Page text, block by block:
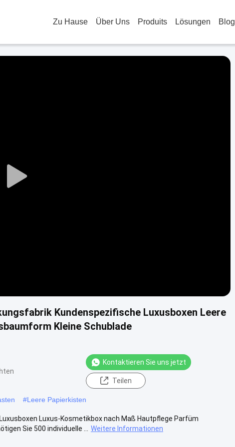
Zu Hause Über Uns Produits Lösungen Blog
Play
Kundenspezifische Luxusboxen Leere
Kleine Schublade
Kontaktieren Sie uns jetzt
Teilen
#Leere Papierkisten
Luxus-Kosmetikbox nach Maß Hautpflege Parfüm
Sie 500 individuelle ...
Weitere Informationen